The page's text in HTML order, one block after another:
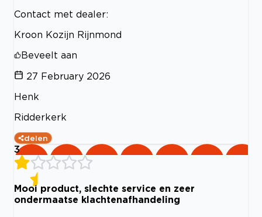
Contact met dealer:
Kroon Kozijn Rijnmond
Beveelt aan
27 February 2026
Henk
Ridderkerk
delen
3
Mooi product, slechte service en zeer
ondermaatse klachtenafhandeling